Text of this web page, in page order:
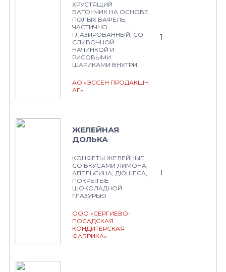
ХРУСТЯЩИЙ
БАТОНЧИК НА ОСНОВЕ
ПОЛЫХ ВАФЕЛЬ,
ЧАСТИЧНО
ГЛАЗИРОВАННЫЙ, СО
СЛИВОЧНОЙ
НАЧИНКОЙ И
РИСОВЫМИ
ШАРИКАМИ ВНУТРИ
АО «ЭССЕН ПРОДАКШН
АГ»
1
ЖЕЛЕЙНАЯ
ДОЛЬКА
КОНФЕТЫ ЖЕЛЕЙНЫЕ
СО ВКУСАМИ ЛИМОНА,
АПЕЛЬСИНА, ДЮШЕСА,
ПОКРЫТЫЕ
ШОКОЛАДНОЙ
ГЛАЗУРЬЮ
ООО «СЕРГИЕВО-
ПОСАДСКАЯ
КОНДИТЕРСКАЯ
ФАБРИКА»
1